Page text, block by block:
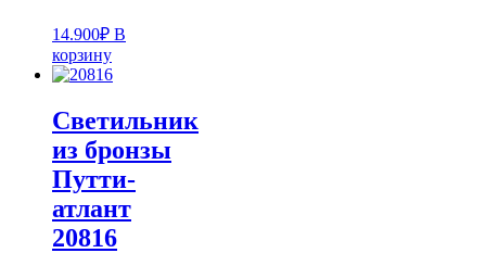
14.900₽ В
корзину
Светильник
из бронзы
Путти-
атлант
20816